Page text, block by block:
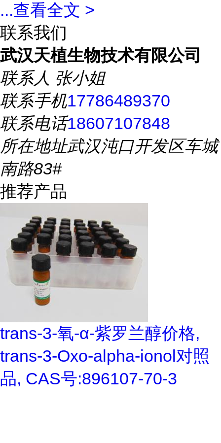
...查看全文 >
联系我们
武汉天植生物技术有限公司
联系人 张小姐
联系手机17786489370
联系电话18607107848
所在地址武汉沌口开发区车城
南路83#
推荐产品
trans-3-氧-α-紫罗兰醇价格,
trans-3-Oxo-alpha-ionol对照
品, CAS号:896107-70-3